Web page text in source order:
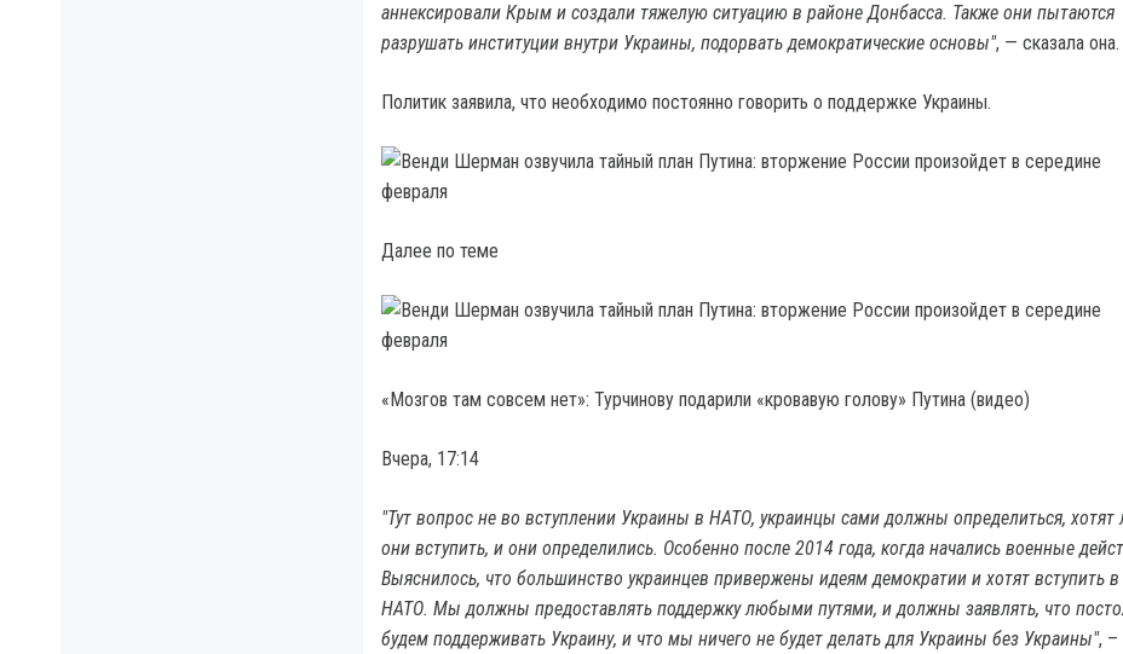
аннексировали Крым и создали тяжелую ситуацию в районе Донбасса. Также они пытаются
разрушать институции внутри Украины, подорвать демократические основы", — сказала она.
Политик заявила, что необходимо постоянно говорить о поддержке Украины.
Далее по теме
«Мозгов там совсем нет»: Турчинову подарили «кровавую голову» Путина (видео)
Вчера, 17:14
"Тут вопрос не во вступлении Украины в НАТО, украинцы сами должны определиться, хотят
они вступить, и они определились. Особенно после 2014 года, когда начались военные
Выяснилось, что большинство украинцев привержены идеям демократии и хотят вступить в
НАТО. Мы должны предоставлять поддержку любыми путями, и должны заявлять, что
будем поддерживать Украину, и что мы ничего не будет делать для Украины без Украины", –